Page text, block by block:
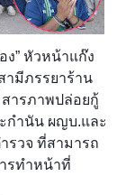
ง” หัวหน้าแก๊ง
ามีภรรยาร้าน
ารภาพปล่อยกู้
กำนัน ผญบ.และ
รวจ ที่สามารถ
รทำหน้าที่